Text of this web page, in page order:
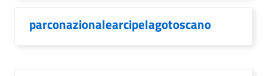
parconazionalearcipelagotoscano